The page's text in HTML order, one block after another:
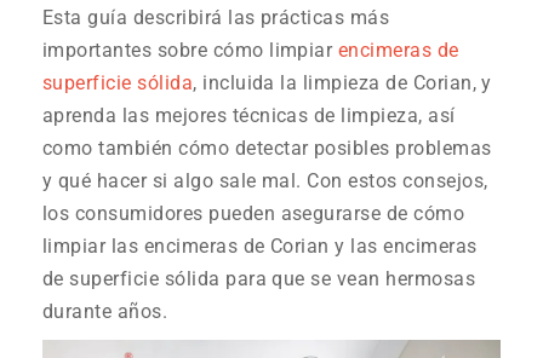
Esta guía describirá las prácticas más
importantes sobre cómo limpiar encimeras de
superficie sólida, incluida la limpieza de Corian, y
aprenda las mejores técnicas de limpieza, así
como también cómo detectar posibles problemas
y qué hacer si algo sale mal. Con estos consejos,
los consumidores pueden asegurarse de cómo
limpiar las encimeras de Corian y las encimeras
de superficie sólida para que se vean hermosas
durante años.